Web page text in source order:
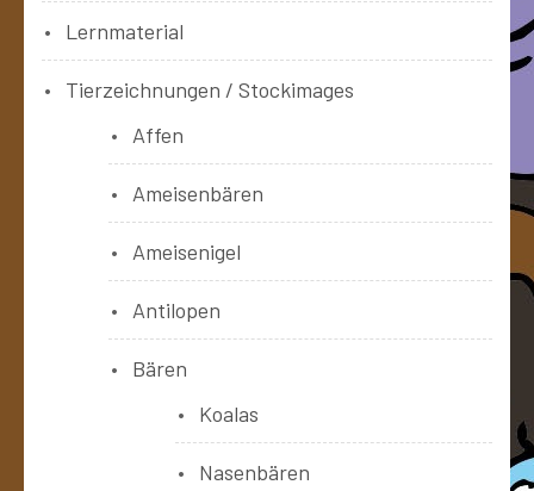
Lernmaterial
Tierzeichnungen / Stockimages
Affen
Ameisenbären
Ameisenigel
Antilopen
Bären
Koalas
Nasenbären